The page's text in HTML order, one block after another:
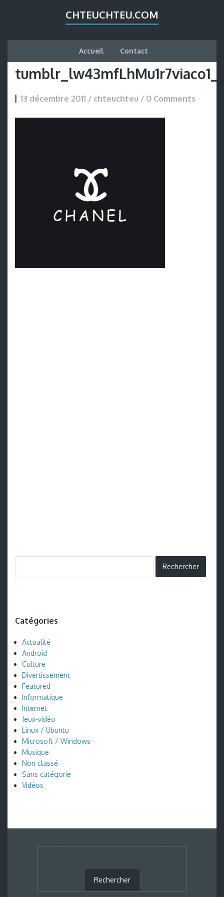
CHTEUCHTEU.COM
Accueil Contact
13 décembre 2011 / chteuchteu / 0 Comments
Catégories
Actualité
Android
Culture
Divertissement
Featured
Informatique
Internet
Jeux-vidéo
Linux / Ubuntu
Microsoft / Windows
Musique
Non classé
Sans catégorie
Vidéos